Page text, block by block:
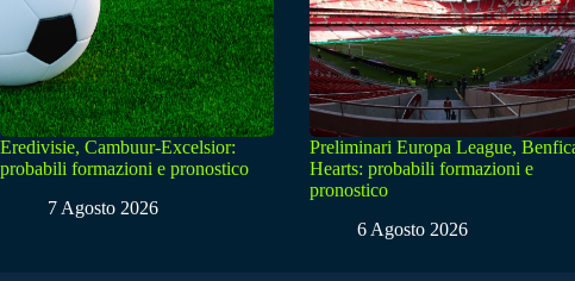
Eredivisie, Cambuur-Excelsior:
probabili formazioni e pronostico
7 Agosto 2026
Preliminari Europa League,
Hearts: probabili formazioni e
pronostico
6 Agosto 2026